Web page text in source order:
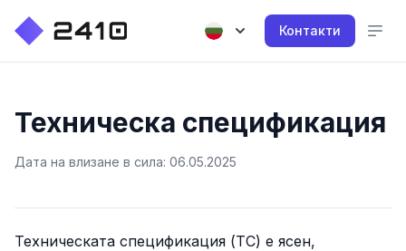
Контакти
Техническа спецификация
Дата на влизане в сила: 06.05.2025
Техническата спецификация (ТС) е ясен,